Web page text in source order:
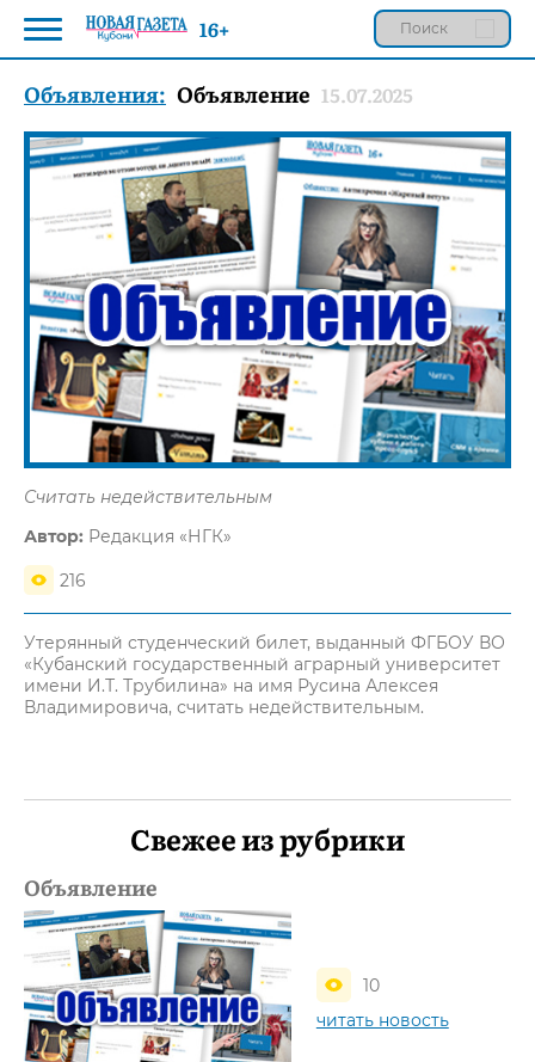
Объявления: Объявление 15.07.2025
Считать недействительным
Автор: Редакция «НГК»
216
Утерянный студенческий билет, выданный ФГБОУ ВО
«Кубанский государственный аграрный университет
имени И.Т. Трубилина» на имя Русина Алексея
Владимировича, считать недействительным.
Свежее из рубрики
Объявление
10
читать новость
16+